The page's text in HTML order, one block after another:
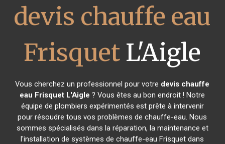
devis chauffe eau
Frisquet L'Aigle
Vous cherchez un professionnel pour votre devis chauffe
eau Frisquet L'Aigle ? Vous êtes au bon endroit ! Notre
équipe de plombiers expérimentés est prête à intervenir
pour résoudre tous vos problèmes de chauffe-eau. Nous
sommes spécialisés dans la réparation, la maintenance et
l'installation de systèmes de chauffe-eau Frisquet dans